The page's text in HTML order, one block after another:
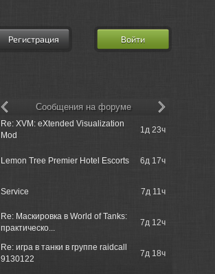
Регистрация Войти
Re: XVM: eXtended Visualization
Mod
1д 23ч
Lemon Tree Premier Hotel Escorts 6д 17ч
Service 7д 11ч
Re: Маскировка в World of Tanks:
практическо...
7д 12ч
Re: игра в танки в группе raidcall
9130122
7д 18ч
Сообщения на форуме